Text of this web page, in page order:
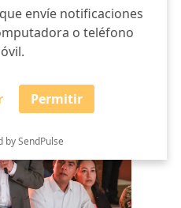
envíe notificaciones
o teléfono
Permitir
by SendPulse